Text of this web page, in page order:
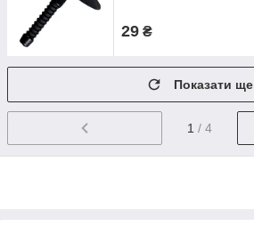
29 ₴
Показати ще
1 / 4